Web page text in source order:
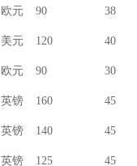
欧元 90 38
美元 120 40
欧元 90 30
英镑 160 45
英镑 140 45
英镑 125 45